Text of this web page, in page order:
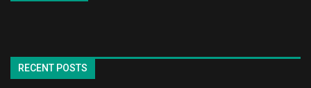
RECENT POSTS